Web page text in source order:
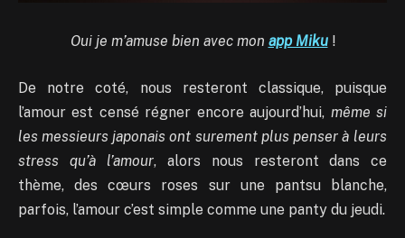
Oui je m’amuse bien avec mon app Miku!
De notre coté, nous resteront classique, puisque
l’amour est censé régner encore aujourd’hui, même si
les messieurs japonais ont surement plus penser à leurs
stress qu’à l’amour, alors nous resteront dans ce
thème, des cœurs roses sur une pantsu blanche,
parfois, l’amour c’est simple comme une panty du jeudi.